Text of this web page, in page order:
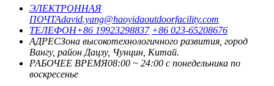
ЭЛЕКТРОННАЯ
ПОЧТАdavid.yang@haoyidaoutdoorfacility.com
ТЕЛЕФОН+86 19923298837 +86 023-65208676
АДРЕСЗона высокотехнологичного развития, город
Вангу, район Дацзу, Чунцин, Китай.
РАБОЧЕЕ ВРЕМЯ08:00 ~ 24:00 с понедельника по
воскресенье